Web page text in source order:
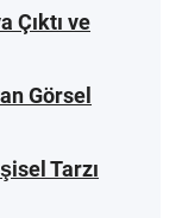
Çıktı ve
Görsel
Tarzı